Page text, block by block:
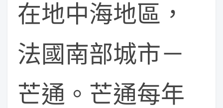
在地中海地區，
法國南部城市－
芒通。芒通每年